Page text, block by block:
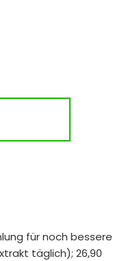
für noch bessere
täglich); 26,90